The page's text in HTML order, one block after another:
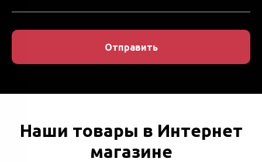
Отправить
Наши товары в Интернет
магазине